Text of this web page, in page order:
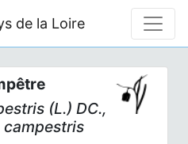
de la Loire
(L.) DC.,
campestris